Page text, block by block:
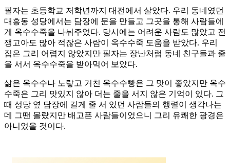
필자는 초등학교 저학년까지 대전에서 살았다. 우리 동네였던
대흥동 성당에서는 담장에 문을 만들고 그곳을 통해 사람들에
게 옥수수죽을 나눠주었다. 당시에는 어려운 사람도 많았고 전
쟁고아도 많아 적잖은 사람이 옥수수죽 도움을 받았다. 우리
집은 그리 어렵지 않았지만 필자는 장난처럼 동네 친구들과 줄
을 서서 옥수수죽을 받아먹어 보았다.
삶은 옥수수나 노랗고 거친 옥수수빵은 그 맛이 좋았지만 옥수
수죽은 그리 맛있지 않아 더는 줄을 서지 않은 기억이 있다. 그
때 성당 옆 담장에 길게 줄 서 있던 사람들의 행렬이 생각나는
데 그땐 몰랐지만 배고픈 사람들이었으니 그리 유쾌한 광경은
아니었을 것이다.